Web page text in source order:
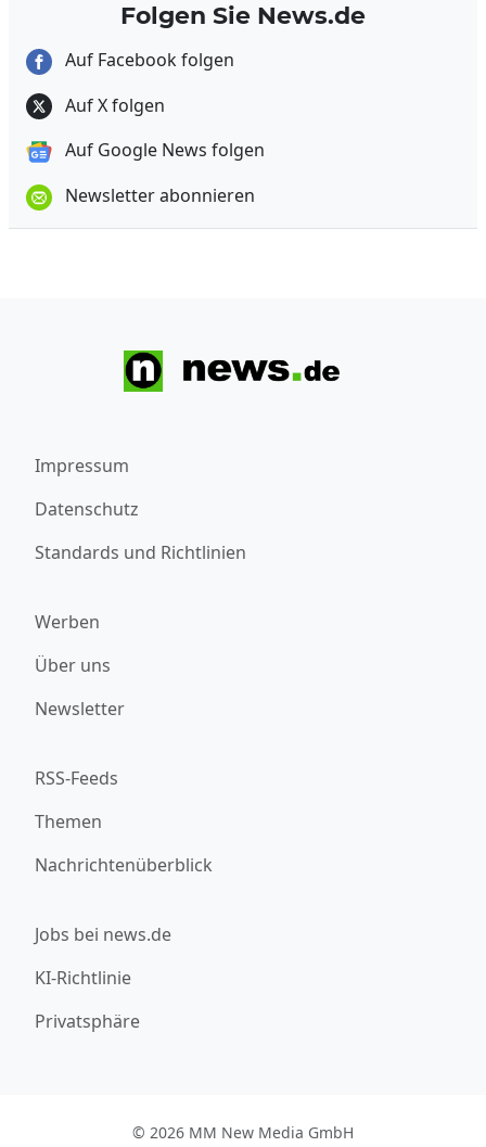
Folgen Sie News.de
Auf Facebook folgen
Auf X folgen
Auf Google News folgen
Newsletter abonnieren
Impressum
Datenschutz
Standards und Richtlinien
Werben
Über uns
Newsletter
RSS-Feeds
Themen
Nachrichtenüberblick
Jobs bei news.de
KI-Richtlinie
Privatsphäre
© 2026 MM New Media GmbH